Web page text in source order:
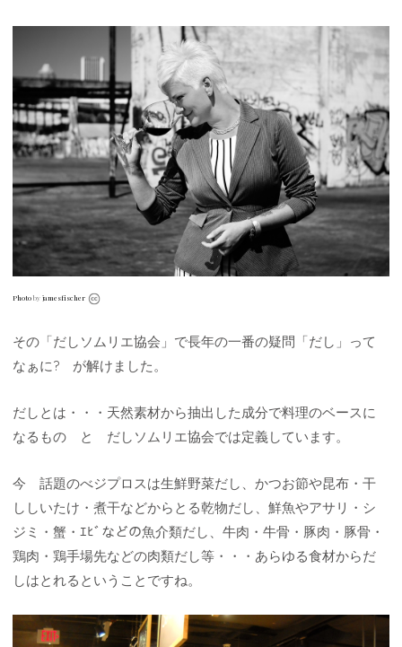
Photo byjamesfischer
その「だしソムリエ協会」で長年の一番の疑問「だし」って
なぁに? が解けました。
だしとは・・・天然素材から抽出した成分で料理のベースに
なるもの と だしソムリエ協会では定義しています。
今 話題のべジプロスは生鮮野菜だし、かつお節や昆布・干
ししいたけ・煮干などからとる乾物だし、鮮魚やアサリ・シ
ジミ・蟹・ｴﾋﾞなどの魚介類だし、牛肉・牛骨・豚肉・豚骨・
鶏肉・鶏手場先などの肉類だし等・・・あらゆる食材からだ
しはとれるということですね。